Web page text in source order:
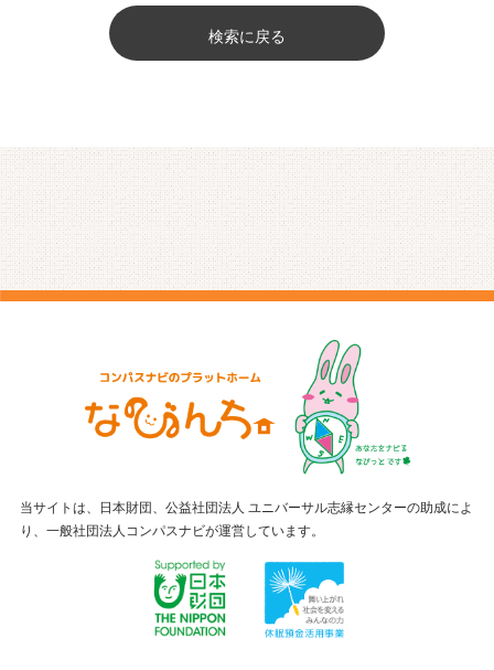
検索に戻る
当サイトは、日本財団、公益社団法人 ユニバーサル志縁センターの助成によ
り、一般社団法人コンパスナビが運営しています。